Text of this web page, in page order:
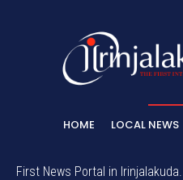
HOME LOCAL NEWS
First News Portal in Irinjalakuda.